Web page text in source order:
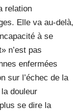
relation
Elle va au-delà,
à se
n’est pas
enfermées
sur l’échec de la
douleur
se dire la